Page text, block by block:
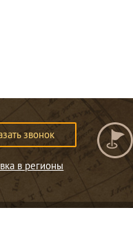
звонок
в регионы